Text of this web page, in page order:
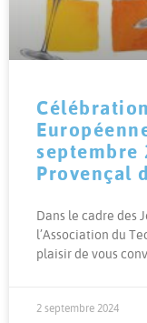
septembre
Provençal
Dans le cadre des
l’Association du
plaisir de vous
2 septembre 2024